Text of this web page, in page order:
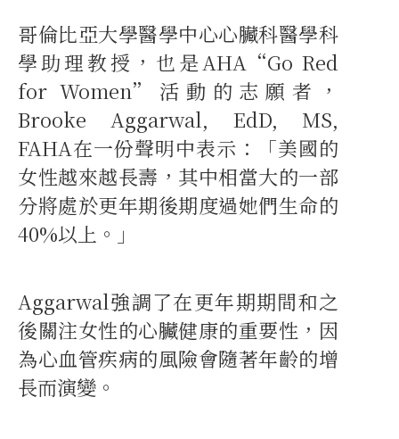
哥倫比亞大學醫學中心心臟科醫學科
學助理教授，也是AHA“Go Red
for Women”活動的志願者，
Brooke Aggarwal, EdD, MS,
FAHA在一份聲明中表示：「美國的
女性越來越長壽，其中相當大的一部
分將處於更年期後期度過她們生命的
40%以上。」
Aggarwal強調了在更年期期間和之
後關注女性的心臟健康的重要性，因
為心血管疾病的風險會隨著年齡的增
長而演變。